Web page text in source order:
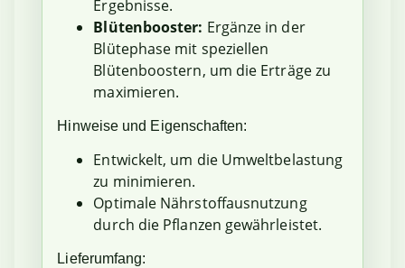
Ergebnisse.
Blütenbooster: Ergänze in der
Blütephase mit speziellen
Blütenboostern, um die Erträge zu
maximieren.
Hinweise und Eigenschaften:
Entwickelt, um die Umweltbelastung
zu minimieren.
Optimale Nährstoffausnutzung
durch die Pflanzen gewährleistet.
Lieferumfang: